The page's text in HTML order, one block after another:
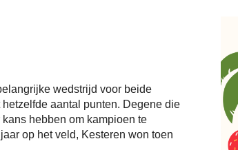
wedstrijd voor beide
aantal punten. Degene die
hebben om kampioen te
op het veld, Kesteren won toen